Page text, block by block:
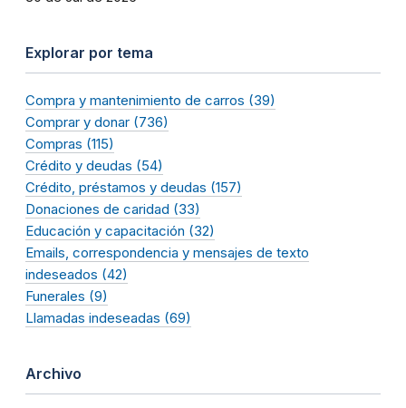
Explorar por tema
Compra y mantenimiento de carros (39)
Comprar y donar (736)
Compras (115)
Crédito y deudas (54)
Crédito, préstamos y deudas (157)
Donaciones de caridad (33)
Educación y capacitación (32)
Emails, correspondencia y mensajes de texto
indeseados (42)
Funerales (9)
Llamadas indeseadas (69)
Archivo